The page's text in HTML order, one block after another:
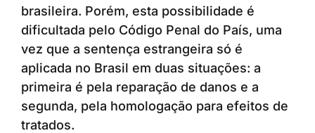
brasileira. Porém, esta possibilidade é
dificultada pelo Código Penal do País, uma
vez que a sentença estrangeira só é
aplicada no Brasil em duas situações: a
primeira é pela reparação de danos e a
segunda, pela homologação para efeitos de
tratados.